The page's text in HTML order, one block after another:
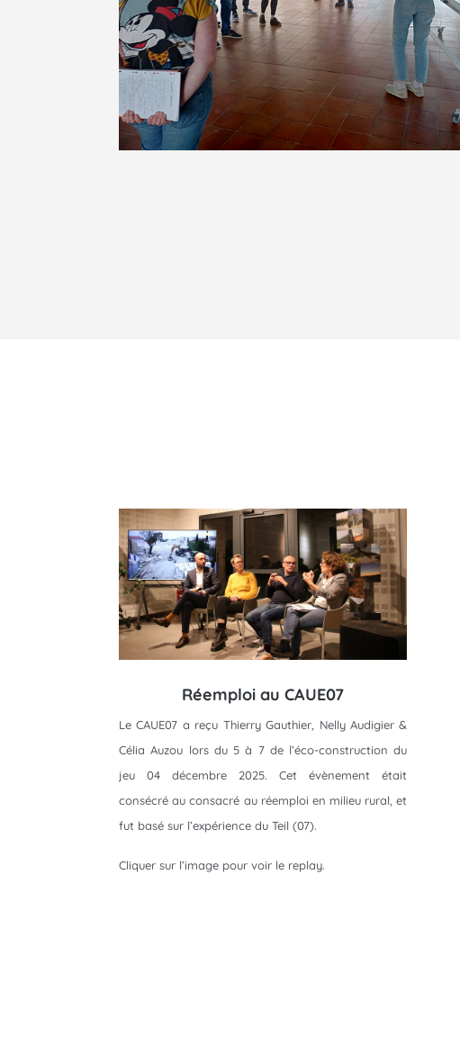
Réemploi au CAUE07
Le CAUE07 a reçu Thierry Gauthier, Nelly Audigier &
Célia Auzou lors du 5 à 7 de l’éco-construction du
jeu 04 décembre 2025. Cet évènement était
consécré au consacré au réemploi en milieu rural, et
fut basé sur l’expérience du Teil (07).
Cliquer sur l’image pour voir le replay.